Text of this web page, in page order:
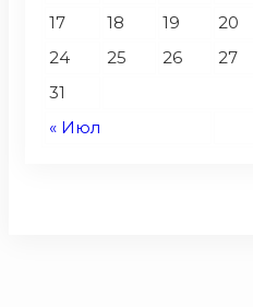
« Июл
17
18 19 20
24
25 26 27
31